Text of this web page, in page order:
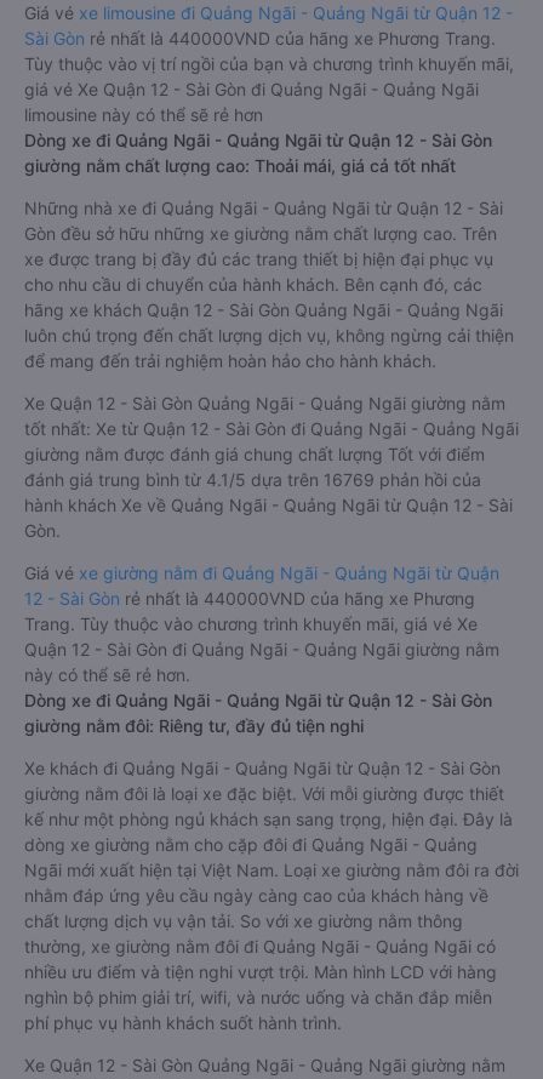
Giá vé xe limousine đi Quảng Ngãi - Quảng Ngãi từ Quận 12 -
Sài Gòn rẻ nhất là 440000VND của hãng xe Phương Trang.
Tùy thuộc vào vị trí ngồi của bạn và chương trình khuyến mãi,
giá vé Xe Quận 12 - Sài Gòn đi Quảng Ngãi - Quảng Ngãi
limousine này có thể sẽ rẻ hơn
Dòng xe đi Quảng Ngãi - Quảng Ngãi từ Quận 12 - Sài Gòn
giường nằm chất lượng cao: Thoải mái, giá cả tốt nhất
Những nhà xe đi Quảng Ngãi - Quảng Ngãi từ Quận 12 - Sài
Gòn đều sở hữu những xe giường nằm chất lượng cao. Trên
xe được trang bị đầy đủ các trang thiết bị hiện đại phục vụ
cho nhu cầu di chuyển của hành khách. Bên cạnh đó, các
hãng xe khách Quận 12 - Sài Gòn Quảng Ngãi - Quảng Ngãi
luôn chú trọng đến chất lượng dịch vụ, không ngừng cải thiện
để mang đến trải nghiệm hoàn hảo cho hành khách.
Xe Quận 12 - Sài Gòn Quảng Ngãi - Quảng Ngãi giường nằm
tốt nhất: Xe từ Quận 12 - Sài Gòn đi Quảng Ngãi - Quảng Ngãi
giường nằm được đánh giá chung chất lượng Tốt với điểm
đánh giá trung bình từ 4.1/5 dựa trên 16769 phản hồi của
hành khách Xe về Quảng Ngãi - Quảng Ngãi từ Quận 12 - Sài
Gòn.
Giá vé xe giường nằm đi Quảng Ngãi - Quảng Ngãi từ Quận
12 - Sài Gòn rẻ nhất là 440000VND của hãng xe Phương
Trang. Tùy thuộc vào chương trình khuyến mãi, giá vé Xe
Quận 12 - Sài Gòn đi Quảng Ngãi - Quảng Ngãi giường nằm
này có thể sẽ rẻ hơn.
Dòng xe đi Quảng Ngãi - Quảng Ngãi từ Quận 12 - Sài Gòn
giường nằm đôi: Riêng tư, đầy đủ tiện nghi
Xe khách đi Quảng Ngãi - Quảng Ngãi từ Quận 12 - Sài Gòn
giường nằm đôi là loại xe đặc biệt. Với mỗi giường được thiết
kế như một phòng ngủ khách sạn sang trọng, hiện đại. Đây là
dòng xe giường nằm cho cặp đôi đi Quảng Ngãi - Quảng
Ngãi mới xuất hiện tại Việt Nam. Loại xe giường nằm đôi ra đời
nhằm đáp ứng yêu cầu ngày càng cao của khách hàng về
chất lượng dịch vụ vận tải. So với xe giường nằm thông
thường, xe giường nằm đôi đi Quảng Ngãi - Quảng Ngãi có
nhiều ưu điểm và tiện nghi vượt trội. Màn hình LCD với hàng
nghìn bộ phim giải trí, wifi, và nước uống và chăn đắp miễn
phí phục vụ hành khách suốt hành trình.
Xe Quận 12 - Sài Gòn Quảng Ngãi - Quảng Ngãi giường nằm